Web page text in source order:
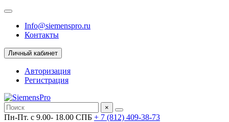
Info@siemenspro.ru
Контакты
Личный кабинет
Авторизация
Регистрация
×
Пн-Пт. с 9.00- 18.00 СПБ + 7 (812) 409-38-73